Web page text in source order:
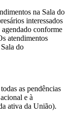
na Sala do
interessados
conforme
atendimentos
do
as pendências
e à
ativa da União).